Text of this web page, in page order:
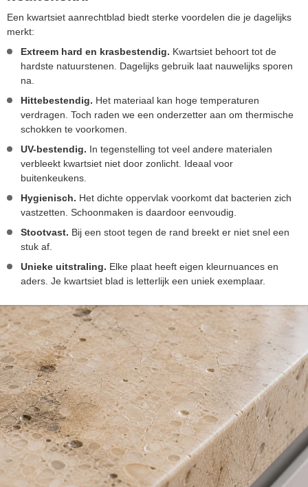
Een kwartsiet aanrechtblad biedt sterke voordelen die je dagelijks
merkt:
Extreem hard en krasbestendig. Kwartsiet behoort tot de
hardste natuurstenen. Dagelijks gebruik laat nauwelijks sporen
na.
Hittebestendig. Het materiaal kan hoge temperaturen
verdragen. Toch raden we een onderzetter aan om thermische
schokken te voorkomen.
UV-bestendig. In tegenstelling tot veel andere materialen
verbleekt kwartsiet niet door zonlicht. Ideaal voor
buitenkeukens.
Hygienisch. Het dichte oppervlak voorkomt dat bacterien zich
vastzetten. Schoonmaken is daardoor eenvoudig.
Stootvast. Bij een stoot tegen de rand breekt er niet snel een
stuk af.
Unieke uitstraling. Elke plaat heeft eigen kleurnuances en
aders. Je kwartsiet blad is letterlijk een uniek exemplaar.